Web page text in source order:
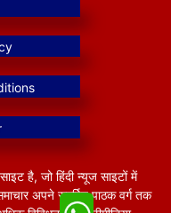
है, जो हिंदी न्यूज साइटों में
अपने समर्पित पाठक वर्ग तक